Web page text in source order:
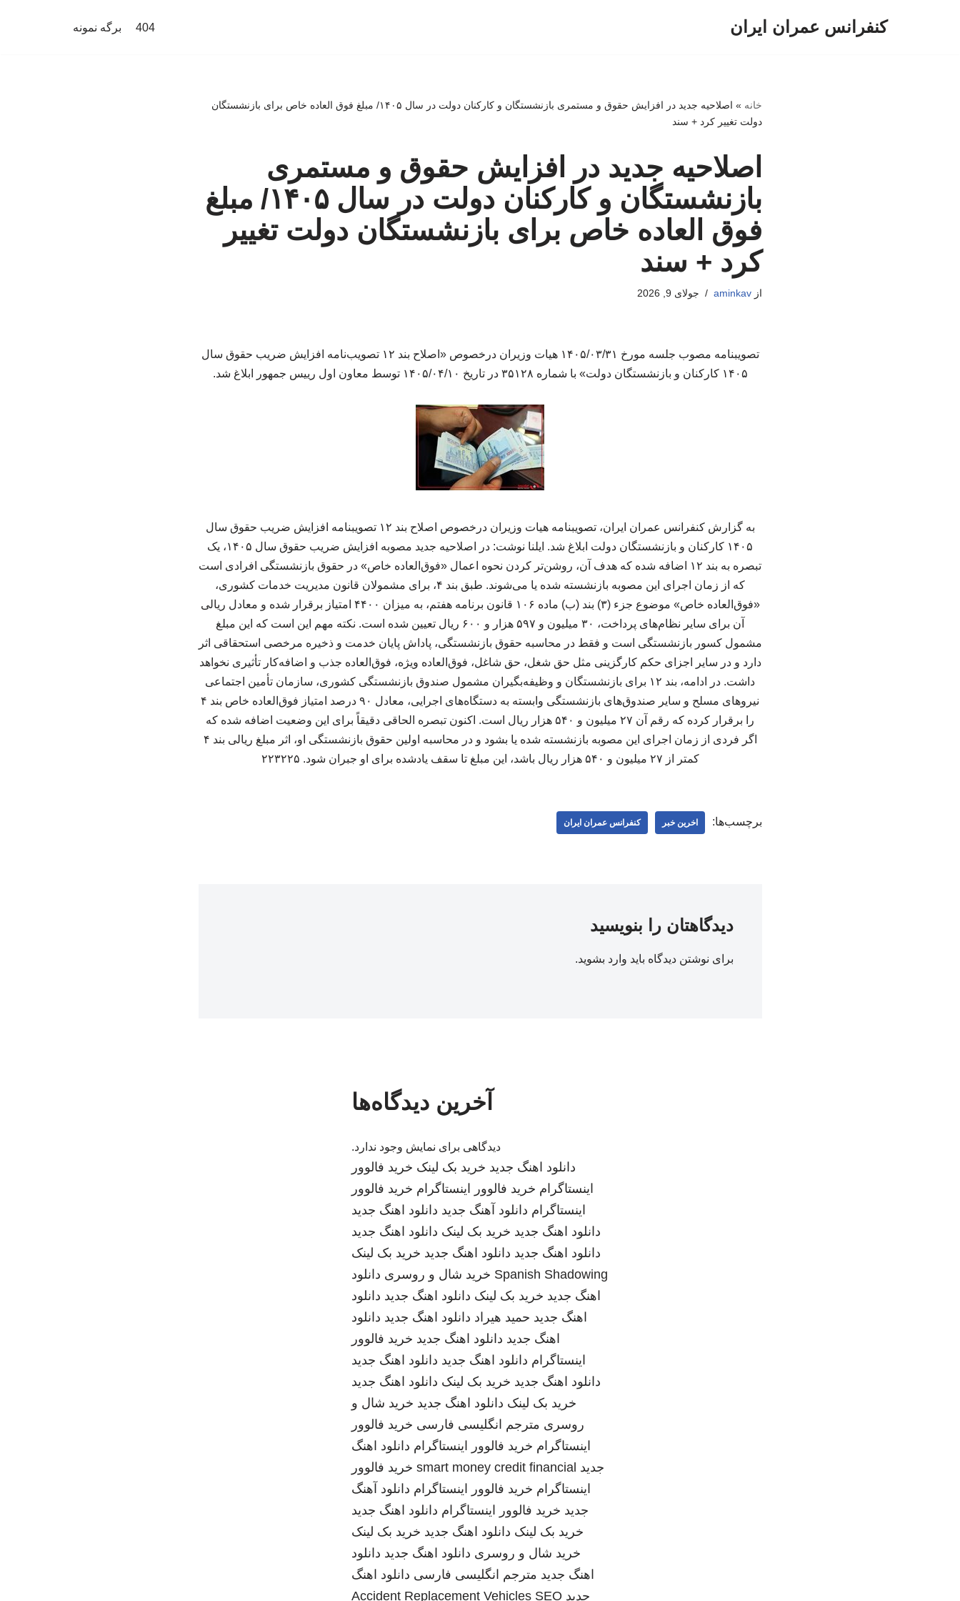
کنفرانس عمران ایران 404 برگه نمونه
خانه »
اصلاحیه جدید در افزایش حقوق و مستمری بازنشستگان و کارکنان دولت در سال ۱۴۰۵/ مبلغ فوق العاده خاص برای بازنشستگان
دولت تغییر کرد + سند
اصلاحیه جدید در افزایش حقوق و مستمری
بازنشستگان و کارکنان دولت در سال ۱۴۰۵/ مبلغ
فوق العاده خاص برای بازنشستگان دولت تغییر
کرد + سند
ازaminkav جولای 9, 2026
تصویبنامه مصوب جلسه مورخ ۱۴۰۵/۰۳/۳۱ هیات وزیران درخصوص «اصلاح بند ۱۲ تصویب‌نامه افزایش ضریب حقوق سال
۱۴۰۵ کارکنان و بازنشستگان دولت» با شماره ۳۵۱۲۸ در تاریخ ۱۴۰۵/۰۴/۱۰ توسط معاون اول رییس جمهور ابلاغ شد.
به گزارش کنفرانس عمران ایران، تصویبنامه هیات وزیران درخصوص اصلاح بند ۱۲ تصویبنامه افزایش ضریب حقوق سال
۱۴۰۵ کارکنان و بازنشستگان دولت ابلاغ شد. ایلنا نوشت: در اصلاحیه جدید مصوبه افزایش ضریب حقوق سال ۱۴۰۵، یک
تبصره به بند ۱۲ اضافه شده که هدف آن، روشن‌تر کردن نحوه اعمال «فوق‌العاده خاص» در حقوق بازنشستگی افرادی است
که از زمان اجرای این مصوبه بازنشسته شده یا می‌شوند. طبق بند ۴، برای مشمولان قانون مدیریت خدمات کشوری،
«فوق‌العاده خاص» موضوع جزء (۳) بند (ب) ماده ۱۰۶ قانون برنامه هفتم، به میزان ۴۴۰۰ امتیاز برقرار شده و معادل ریالی
آن برای سایر نظام‌های پرداخت، ۳۰ میلیون و ۵۹۷ هزار و ۶۰۰ ریال تعیین شده است. نکته مهم این است که این مبلغ
مشمول کسور بازنشستگی است و فقط در محاسبه حقوق بازنشستگی، پاداش پایان خدمت و ذخیره مرخصی استحقاقی اثر
دارد و در سایر اجزای حکم کارگزینی مثل حق شغل، حق شاغل، فوق‌العاده ویژه، فوق‌العاده جذب و اضافه‌کار تأثیری نخواهد
داشت. در ادامه، بند ۱۲ برای بازنشستگان و وظیفه‌بگیران مشمول صندوق بازنشستگی کشوری، سازمان تأمین اجتماعی
نیروهای مسلح و سایر صندوق‌های بازنشستگی وابسته به دستگاه‌های اجرایی، معادل ۹۰ درصد امتیاز فوق‌العاده خاص بند ۴
را برقرار کرده که رقم آن ۲۷ میلیون و ۵۴۰ هزار ریال است. اکنون تبصره الحاقی دقیقاً برای این وضعیت اضافه شده که
اگر فردی از زمان اجرای این مصوبه بازنشسته شده یا بشود و در محاسبه اولین حقوق بازنشستگی او، اثر مبلغ ریالی بند ۴
کمتر از ۲۷ میلیون و ۵۴۰ هزار ریال باشد، این مبلغ تا سقف یادشده برای او جبران شود. ۲۲۳۲۲۵
برچسب‌ها: اخرین خبر کنفرانس عمران ایران
دیدگاهتان را بنویسید
برای نوشتن دیدگاه باید وارد بشوید.
آخرین دیدگاه‌ها
دیدگاهی برای نمایش وجود ندارد.
دانلود اهنگ جدید خرید بک لینک خرید فالوور
اینستاگرام خرید فالوور اینستاگرام خرید فالوور
اینستاگرام دانلود آهنگ جدید دانلود اهنگ جدید
دانلود اهنگ جدید خرید بک لینک دانلود اهنگ جدید
دانلود اهنگ جدید دانلود اهنگ جدید خرید بک لینک
Spanish Shadowing خرید شال و روسری دانلود
اهنگ جدید خرید بک لینک دانلود اهنگ جدید دانلود
اهنگ جدید حمید هیراد دانلود اهنگ جدید دانلود
اهنگ جدید دانلود اهنگ جدید خرید فالوور
اینستاگرام دانلود اهنگ جدید دانلود اهنگ جدید
دانلود اهنگ جدید خرید بک لینک دانلود اهنگ جدید
خرید بک لینک دانلود اهنگ جدید خرید شال و
روسری مترجم انگلیسی فارسی خرید فالوور
اینستاگرام خرید فالوور اینستاگرام دانلود اهنگ
جدید smart money credit financial خرید فالوور
اینستاگرام خرید فالوور اینستاگرام دانلود آهنگ
جدید خرید فالوور اینستاگرام دانلود اهنگ جدید
خرید بک لینک دانلود اهنگ جدید خرید بک لینک
خرید شال و روسری دانلود اهنگ جدید دانلود
اهنگ جدید مترجم انگلیسی فارسی دانلود اهنگ
جدید
Accident Replacement Vehicles SEO